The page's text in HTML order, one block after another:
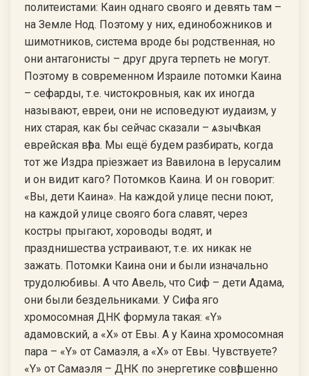
политеистами: Каин однаго свояго и девять там –
на Земле Нод. Поэтому у них, единобожников и
шимотников, система вроде бы родственная, но
они антагонисты – друг друга терпеть не могут.
Поэтому в современном Израиле потомки Каина
– сефарды, т.е. чистокровныя, как их иногда
называют, евреи, они не исповедуют иудаизм, у
них старая, как бы сейчас сказали – ѧзычѣская
еврейская вѣра. Мы ещё будем разбирать, когда
тот же Издра прiезжает из Вавилона в Iерусалим
и он видит каго? Потомков Каина. И он говорит:
«Вы, дети Каина». На каждой улице песни поют,
на каждой улице свояго бога славят, через
костры прыгают, хороводы водят, и
празднишества устраивают, т.е. их никак не
зажать. Потомки Каина они и были изначально
трудолюбивы. А что Авель, что Сиф – дети Адама,
они были бездельниками. У Сифа яго
хромосомная ДНК формула такая: «Y»
адамовский, а «Х» от Евы. А у Каина хромосомная
пара – «Y» от Самаэля, а «Х» от Евы. Чувствуете?
«Y» от Самаэля – ДНК по энергетике совѣршенно